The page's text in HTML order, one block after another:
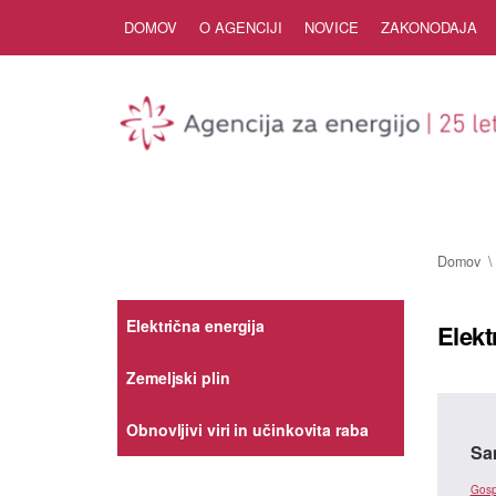
DOMOV O AGENCIJI NOVICE ZAKONODAJA
Domov
Električna energija
Zemeljski plin
Obnovljivi viri in učinkovita raba